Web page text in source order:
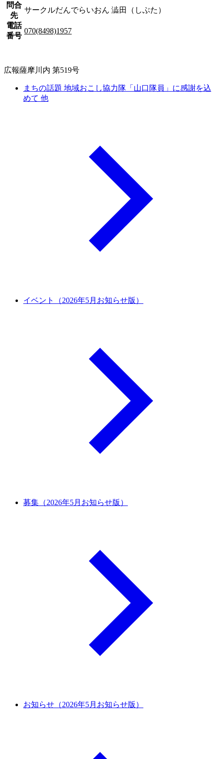
問合
先
サークルだんでらいおん 澁田（しぶた）
電話
番号
070(8498)1957
広報薩摩川内 第519号
まちの話題 地域おこし協力隊「山口隊員」に感謝を込
めて 他
イベント（2026年5月お知らせ版）
募集（2026年5月お知らせ版）
お知らせ（2026年5月お知らせ版）